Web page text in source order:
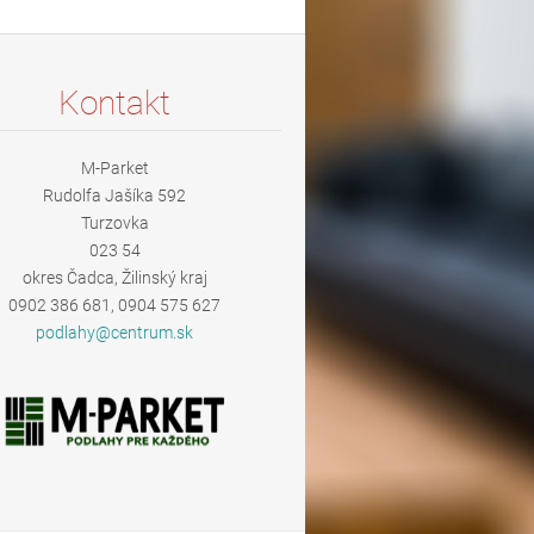
Kontakt
M-Parket
Rudolfa Jašíka 592
Turzovka
023 54
okres Čadca, Žilinský kraj
0902 386 681, 0904 575 627
podlahy@centrum.sk